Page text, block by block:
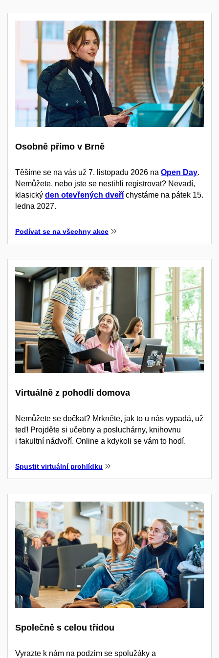
Osobně přímo v Brně
Těšíme se na vás už 7. listopadu 2026 na Open Day.
Nemůžete, nebo jste se nestihli registrovat? Nevadí,
klasický den otevřených dveří chystáme na pátek 15.
ledna 2027.
Podívat se na všechny akce
Virtuálně z pohodlí domova
Nemůžete se dočkat? Mrkněte, jak to u nás vypadá, už
teď! Projděte si učebny a posluchárny, knihovnu
i fakultní nádvoří. Online a kdykoli se vám to hodí.
Spustit virtuální prohlídku
Společně s celou třídou
Vyrazte k nám na podzim se spolužáky a